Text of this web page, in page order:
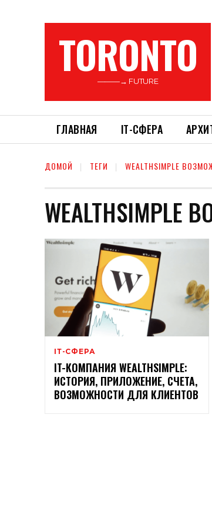
TORONTO
———→ FUTURE
ГЛАВНАЯ ІТ-СФЕРА
ДОМОЙ ТЕГИ WEALTHSIMPLE
ІТ-СФЕРА
IT-КОМПАНИЯ WEALTHSIMPLE:
ИСТОРИЯ, ПРИЛОЖЕНИЕ, СЧЕТА,
ВОЗМОЖНОСТИ ДЛЯ КЛИЕНТОВ